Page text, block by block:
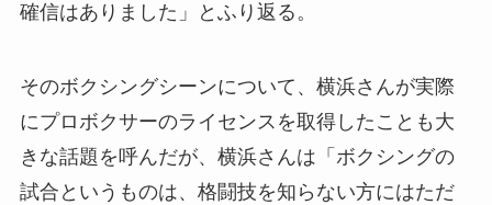
確信はありました」とふり返る。
そのボクシングシーンについて、横浜さんが実際
にプロボクサーのライセンスを取得したことも大
きな話題を呼んだが、横浜さんは「ボクシングの
試合というものは、格闘技を知らない方にはただ